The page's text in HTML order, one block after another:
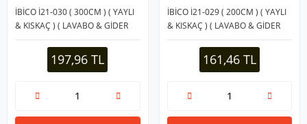
İBİCO İ21-030 ( 300CM ) ( YAYLI
& KISKAÇ ) ( LAVABO & GİDER
VB.) TEMİZLEME & ÇOK AMAÇLI
ÇUBUK*10X10197,96 TL
İBİCO İ21-029 ( 200CM ) ( YAYLI
& KISKAÇ ) ( LAVABO & GİDER
VB.) TEMİZLEME & ÇOK AMAÇLI
ÇUBUK*10X10161,46 TL